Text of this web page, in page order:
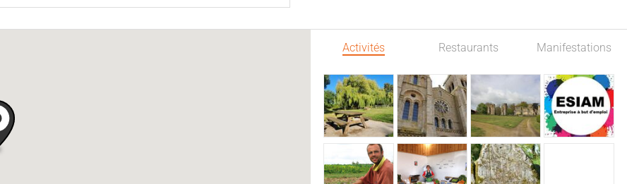
Activités Restaurants Manifestations